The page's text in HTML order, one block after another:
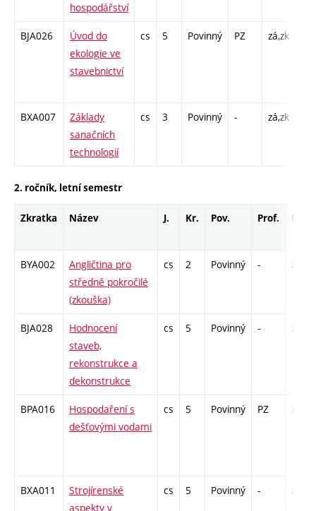
hospodářství
BJA026
Úvod do
ekologie ve
stavebnictví
cs 5 Povinný PZ zá,zk
BXA007
Základy
sanačních
technologií
cs 3 Povinný - zá,zk
2. ročník, letní semestr
Zkratka Název J. Kr. Pov. Prof. Uk.
BYA002
Angličtina pro
středně pokročilé
(zkouška)
cs 2 Povinný - zk
BJA028
Hodnocení
staveb,
rekonstrukce a
dekonstrukce
cs 5 Povinný - zá,zk
BPA016
Hospodaření s
dešťovými vodami
cs 5 Povinný PZ zá,zk
BXA011
Strojírenské
aspekty v
cs 5 Povinný - zá,zk